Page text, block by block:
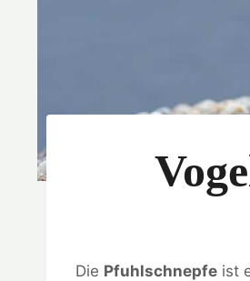
Die Pfuhlschnepfe ist